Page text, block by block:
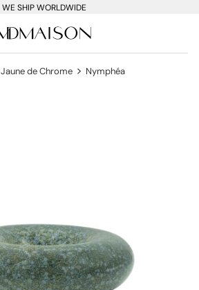
WE SHIP WORLDWIDE
Jaune de Chrome > Nymphéa